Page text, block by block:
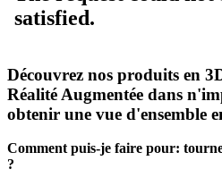
Découvrez nos produits en
Réalité Augmentée dans
obtenir une vue d'ensemble
Comment puis-je faire pour:
?